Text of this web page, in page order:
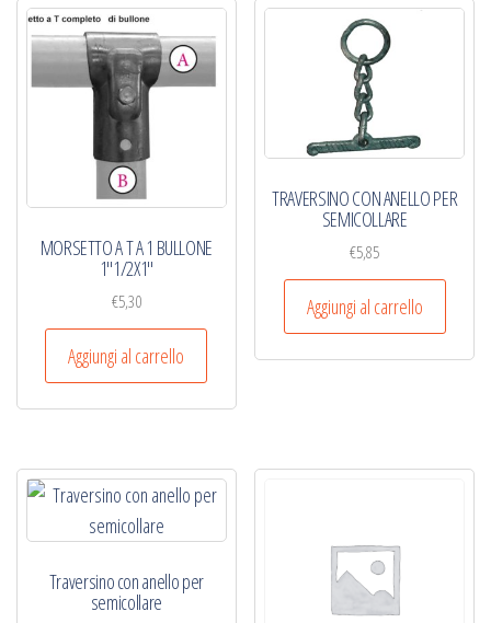
MORSETTO A T A 1 BULLONE
1″1/2X1″
€5,30
Aggiungi al carrello
TRAVERSINO CON ANELLO PER
SEMICOLLARE
€5,85
Aggiungi al carrello
Traversino con anello per
semicollare